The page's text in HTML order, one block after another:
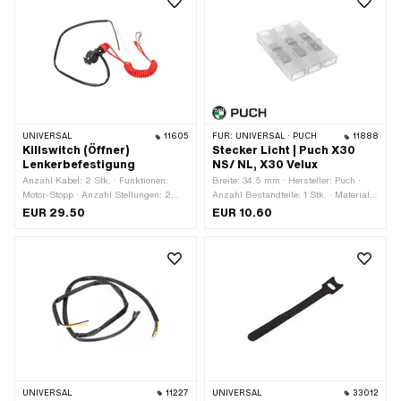
UNIVERSAL 11605
Killswitch (Öffner)
Lenkerbefestigung
Anzahl Kabel: 2 Stk. · Funktionen:
Motor-Stopp · Anzahl Stellungen: 2
Stk. · Ø Lenker: 22 mm
EUR 29.50
FÜR: UNIVERSAL · PUCH 11888
Stecker Licht | Puch X30
NS/ NL, X30 Velux
Breite: 34.5 mm · Hersteller: Puch ·
Anzahl Bestandteile: 1 Stk. · Material:
Kunststoff · Material: Stahl · Anzahl
Höhe: 6.5 mm · Anwendungsbereich:
EUR 10.60
UNIVERSAL 11227 UNIVERSAL 33012